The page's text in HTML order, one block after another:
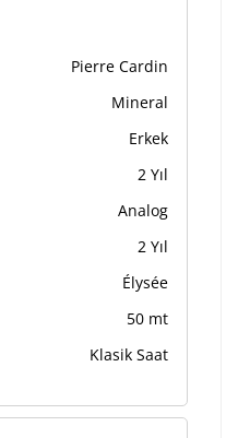
Pierre Cardin
Mineral
Erkek
2 Yıl
Analog
2 Yıl
Élysée
50 mt
Klasik Saat